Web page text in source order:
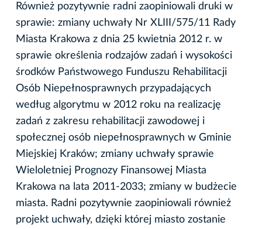
Również pozytywnie radni zaopiniowali druki w
sprawie: zmiany uchwały Nr XLIII/575/11 Rady
Miasta Krakowa z dnia 25 kwietnia 2012 r. w
sprawie określenia rodzajów zadań i wysokości
środków Państwowego Funduszu Rehabilitacji
Osób Niepełnosprawnych przypadających
według algorytmu w 2012 roku na realizację
zadań z zakresu rehabilitacji zawodowej i
społecznej osób niepełnosprawnych w Gminie
Miejskiej Kraków; zmiany uchwały sprawie
Wieloletniej Prognozy Finansowej Miasta
Krakowa na lata 2011-2033; zmiany w budżecie
miasta. Radni pozytywnie zaopiniowali również
projekt uchwały, dzięki której miasto zostanie